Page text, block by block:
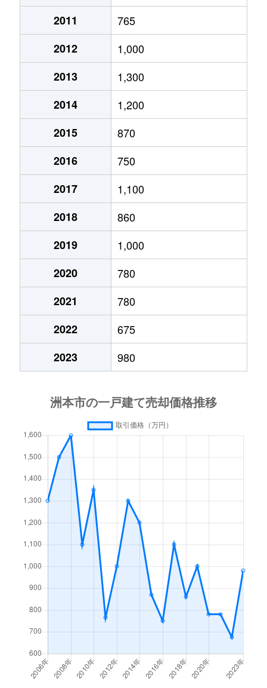
1,300万円
300万円
3,300万円
1,000万円
500万円
2,000万円
1,800万円
100万円
由良町
330万円
2011
765
2012
1,000
2013
1,300
2014
1,200
2015
870
2016
750
2017
1,100
2018
860
2019
1,000
2020
780
2021
780
2022
675
2023
980